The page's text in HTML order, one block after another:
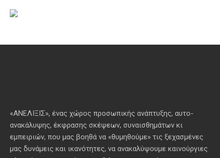
«ΑΝΕΛΙΞΙΣ», ένας χώρος προσωπικής ανάπτυξης, αυτo-
ανακάλυψης, έκφρασης σκέψεων, συναισθημάτων κι
εμπειριών, που μας βοηθά να «θυμηθούμε» τις ξεχασμένες
μας δυνάμεις και ικανότητες, να ανακαλύψουμε καινούργιες